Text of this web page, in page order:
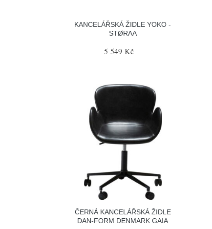
KANCELÁŘSKÁ ŽIDLE YOKO -
STØRAA
5 549 Kč
ČERNÁ KANCELÁŘSKÁ ŽIDLE
DAN-FORM DENMARK GAIA